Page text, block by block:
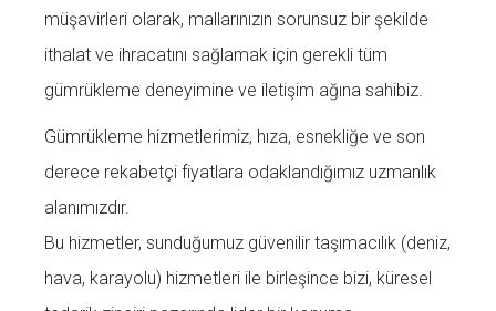
müşavirleri olarak, mallarınızın sorunsuz bir şekilde
ithalat ve ihracatını sağlamak için gerekli tüm
gümrükleme deneyimine ve iletişim ağına sahibiz.
Gümrükleme hizmetlerimiz, hıza, esnekliğe ve son
derece rekabetçi fiyatlara odaklandığımız uzmanlık
alanımızdır.
Bu hizmetler, sunduğumuz güvenilir taşımacılık (deniz,
hava, karayolu) hizmetleri ile birleşince bizi, küresel